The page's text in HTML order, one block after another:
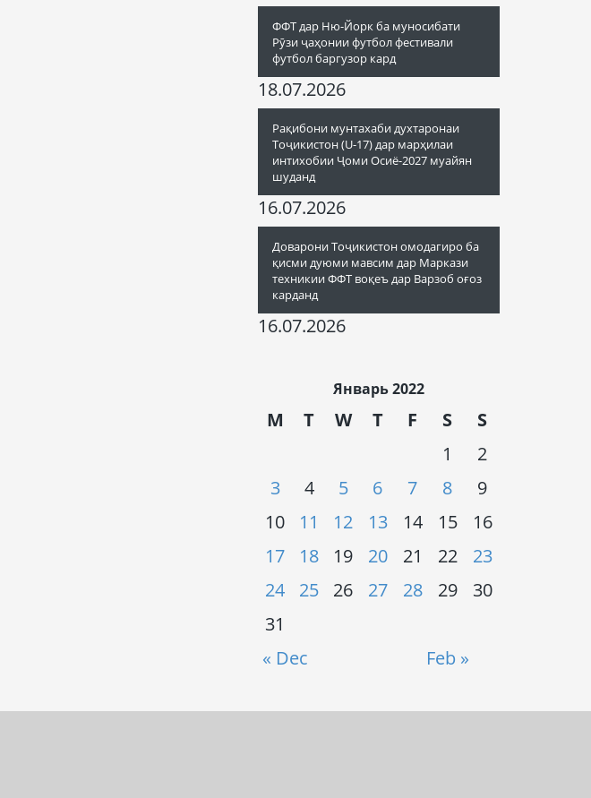
ФФТ дар Ню-Йорк ба муносибати
Рӯзи ҷаҳонии футбол фестивали
футбол баргузор кард
18.07.2026
Рақибони мунтахаби духтаронаи
Тоҷикистон (U-17) дар марҳилаи
интихобии Ҷоми Осиё-2027 муайян
шуданд
16.07.2026
Доварони Тоҷикистон омодагиро ба
қисми дуюми мавсим дар Маркази
техникии ФФТ воқеъ дар Варзоб оғоз
карданд
16.07.2026
Январь 2022
M T W T F S S
« Dec Feb »
1
2
3
4 5 6 7 8
9
10
11 12 13 14 15
16
17
18 19 20 21 22
23
24
25 26 27 28 29
30
31